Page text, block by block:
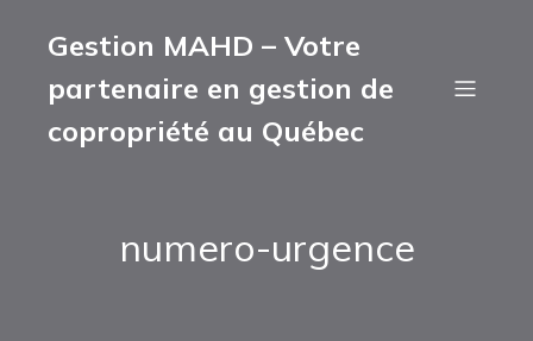
Gestion MAHD – Votre
partenaire en gestion de
copropriété au Québec
numero-urgence